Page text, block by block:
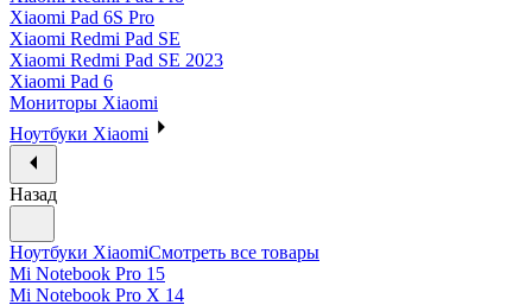
Xiaomi Pad 6S Pro
Xiaomi Redmi Pad SE
Xiaomi Redmi Pad SE 2023
Xiaomi Pad 6
Мониторы Xiaomi
Ноутбуки Xiaomi
Назад
Ноутбуки XiaomiСмотреть все товары
Mi Notebook Pro 15
Mi Notebook Pro X 14